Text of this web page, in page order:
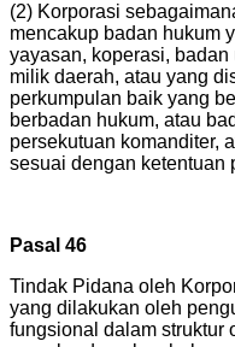
(2) Korporasi
mencakup badan hukum
yayasan, koperasi,
milik daerah, atau yang
perkumpulan baik yang
berbadan hukum, atau
persekutuan komanditer,
sesuai dengan ketentuan
Pasal 46
Tindak Pidana oleh
yang dilakukan oleh
fungsional dalam struktur